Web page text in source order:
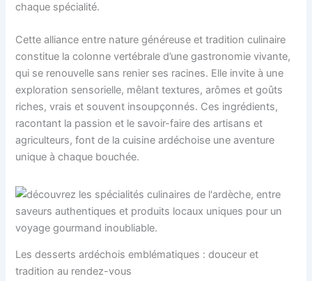
chaque spécialité.
Cette alliance entre nature généreuse et tradition culinaire
constitue la colonne vertébrale d’une gastronomie vivante,
qui se renouvelle sans renier ses racines. Elle invite à une
exploration sensorielle, mêlant textures, arômes et goûts
riches, vrais et souvent insoupçonnés. Ces ingrédients,
racontant la passion et le savoir-faire des artisans et
agriculteurs, font de la cuisine ardéchoise une aventure
unique à chaque bouchée.
Les desserts ardéchois emblématiques : douceur et
tradition au rendez-vous